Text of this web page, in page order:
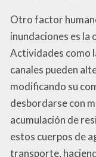
Otro factor
inundaciones es la
Actividades como
canales pueden
modificando su
desbordarse con
acumulación de
estos cuerpos de
transporte,